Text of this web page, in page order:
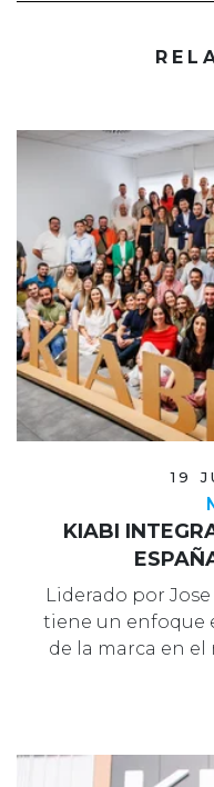
19
KIABI
Liderado por
tiene un enfoque
de la marca en el